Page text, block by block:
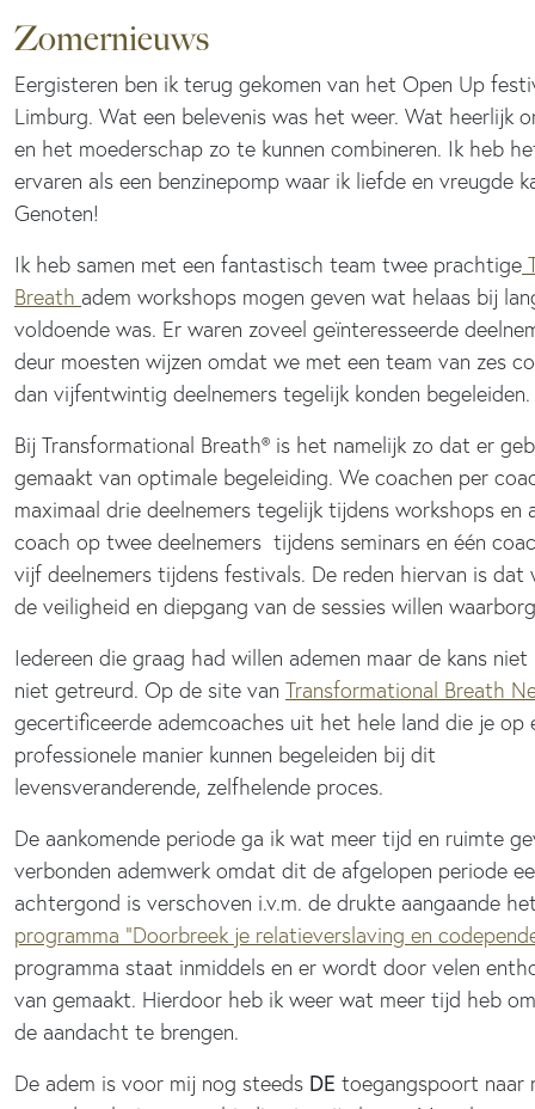
Zomernieuws
Eergisteren ben ik terug gekomen van het Open Up
Limburg. Wat een belevenis was het weer. Wat heerlijk
en het moederschap zo te kunnen combineren. Ik heb
ervaren als een benzinepomp waar ik liefde en vreugde
Genoten!
Ik heb samen met een fantastisch team twee prachtige
Breath adem workshops mogen geven wat helaas bij
voldoende was. Er waren zoveel geïnteresseerde
deur moesten wijzen omdat we met een team van zes
dan vijfentwintig deelnemers tegelijk konden begeleiden.
Bij Transformational Breath® is het namelijk zo dat er
gemaakt van optimale begeleiding. We coachen per
maximaal drie deelnemers tegelijk tijdens workshops en
coach op twee deelnemers tijdens seminars en één
vijf deelnemers tijdens festivals. De reden hiervan is dat
de veiligheid en diepgang van de sessies willen
Iedereen die graag had willen ademen maar de kans
niet getreurd. Op de site van Transformational Breath
gecertificeerde ademcoaches uit het hele land die je op
professionele manier kunnen begeleiden bij dit
levensveranderende, zelfhelende proces.
De aankomende periode ga ik wat meer tijd en ruimte
verbonden ademwerk omdat dit de afgelopen periode
achtergond is verschoven i.v.m. de drukte aangaande
programma “Doorbreek je relatieverslaving en
programma staat inmiddels en er wordt door velen
van gemaakt. Hierdoor heb ik weer wat meer tijd heb
de aandacht te brengen.
De adem is voor mij nog steeds DE toegangspoort naar